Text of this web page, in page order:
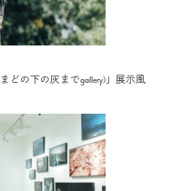
どの下の灰までgallery)」展示風